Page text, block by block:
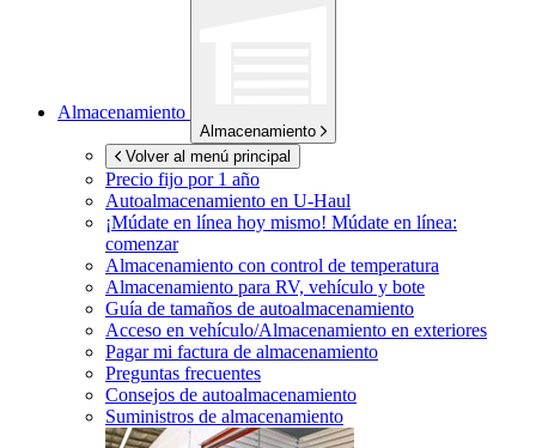
Almacenamiento
Almacenamiento
Volver al menú principal
Precio fijo por 1 año
Autoalmacenamiento en U-Haul
¡Múdate en línea hoy mismo! Múdate en línea:
comenzar
Almacenamiento con control de temperatura
Almacenamiento para RV, vehículo y bote
Guía de tamaños de autoalmacenamiento
Acceso en vehículo/Almacenamiento en exteriores
Pagar mi factura de almacenamiento
Preguntas frecuentes
Consejos de autoalmacenamiento
Suministros de almacenamiento